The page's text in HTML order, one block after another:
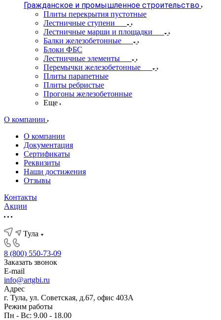
Гражданское и промышленное строительство
Плиты перекрытия пустотные
Лестничные ступени
Лестничные марши и площадки
Балки железобетонные
Блоки ФБС
Лестничные элементы
Перемычки железобетонные
Плиты парапетные
Плиты ребристые
Прогоны железобетонные
Еще
О компании
О компании
Документация
Сертификаты
Реквизиты
Наши достижения
Отзывы
Контакты
Акции
Тула
8 (800) 550-73-09
Заказать звонок
E-mail
info@artgbi.ru
Адрес
г. Тула, ул. Советская, д.67, офис 403А
Режим работы
Пн - Вс: 9.00 - 18.00